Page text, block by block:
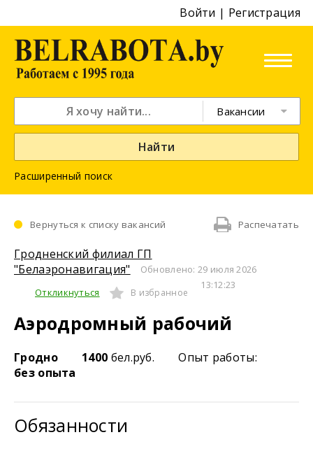
Войти | Регистрация
Вакансии
Найти
Расширенный поиск
Вернуться к списку вакансий Распечатать
Гродненский филиал ГП
"Белаэронавигация"
Обновлено: 29 июля 2026
13:12:23
Откликнуться В избранное
Аэродромный рабочий
Гродно 1400 бел.руб.
Опыт работы:
без опыта
Обязанности